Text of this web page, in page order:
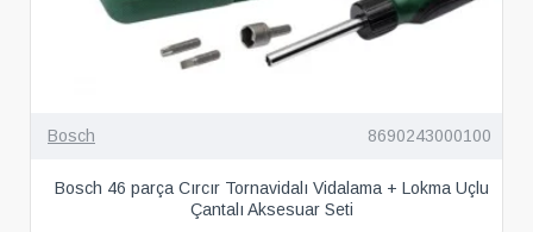
Bosch 8690243000100
Bosch 46 parça Cırcır Tornavidalı Vidalama + Lokma Uçlu
Çantalı Aksesuar Seti